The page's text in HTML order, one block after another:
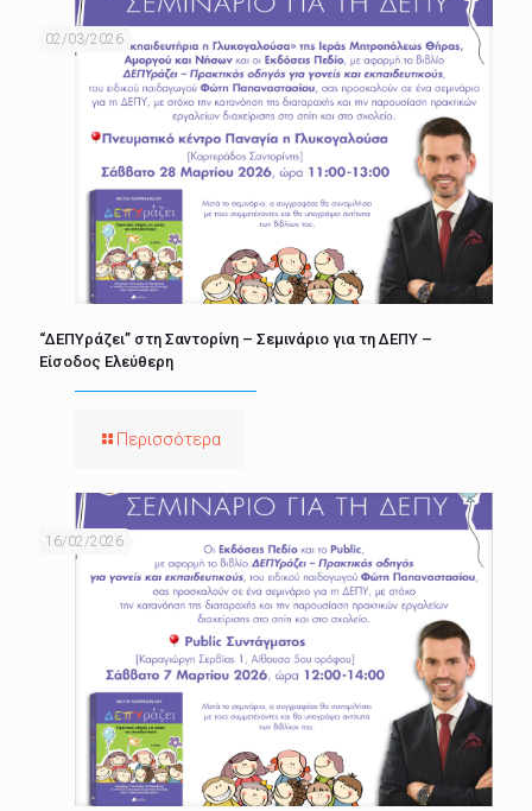
02/03/2026
“ΔΕΠΥράζει” στη Σαντορίνη – Σεμινάριο για τη ΔΕΠΥ –
Είσοδος Ελεύθερη
Περισσότερα
16/02/2026